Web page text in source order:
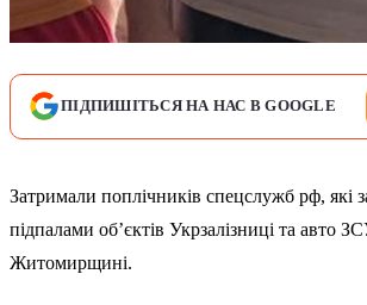
ПІДПИШІТЬСЯ НА НАС В GOOGLE
Затримали поплічників спецслужб рф, які
підпалами об’єктів Укрзалізниці та авто
Житомирщині.